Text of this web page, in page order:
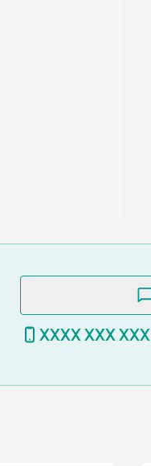
XXXX XXX XXX